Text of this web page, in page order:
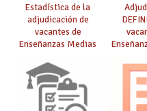
Estadística de la
adjudicación de
vacantes de
Enseñanzas Medias